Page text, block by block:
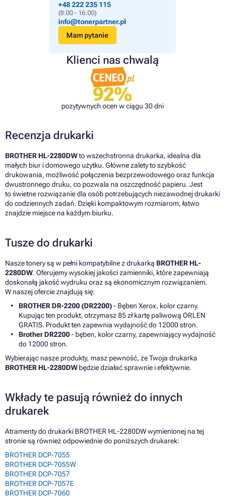
+48 222 235 115
(8:00 - 16:00)
info@tonerpartner.pl
Mam pytanie
Klienci nas chwalą
92%
pozytywnych ocen w ciągu 30 dni
Recenzja drukarki
BROTHER HL-2280DWto wszechstronna drukarka, idealna dla
małych biur i domowego użytku. Główne zalety to szybkość
drukowania, możliwość połączenia bezprzewodowego oraz funkcja
dwustronnego druku, co pozwala na oszczędność papieru. Jest
to świetne rozwiązanie dla osób potrzebujących niezawodnej drukarki
do codziennych zadań. Dzięki kompaktowym rozmiarom, łatwo
znajdzie miejsce na każdym biurku.
Tusze do drukarki
Nasze tonery są w pełni kompatybilne z drukarką BROTHER HL-
2280DW. Oferujemy wysokiej jakości zamienniki, które zapewniają
doskonałą jakość wydruku oraz są ekonomicznym rozwiązaniem.
W naszej ofercie znajdują się:
BROTHER DR-2200 (DR2200)- Bęben Xerox, kolor czarny.
Kupując ten produkt, otrzymasz 85 zł kartę paliwową ORLEN
GRATIS. Produkt ten zapewnia wydajność do 12000 stron.
Brother DR2200- bęben, kolor czarny, zapewniający wydajność
do 12000 stron.
Wybierając nasze produkty, masz pewność, że Twoja drukarka
BROTHER HL-2280DW będzie działać sprawnie i efektywnie.
Wkłady te pasują również do innych
drukarek
Atramenty do drukarki BROTHER HL-2280DW wymienionej na tej
stronie są również odpowiednie do poniższych drukarek:
BROTHER DCP-7055
BROTHER DCP-7055W
BROTHER DCP-7057
BROTHER DCP-7057E
BROTHER DCP-7060